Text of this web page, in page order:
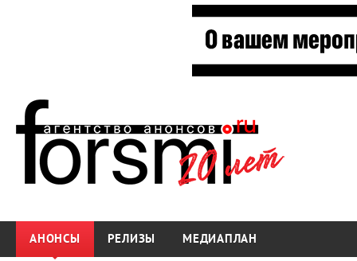
АНОНСЫ РЕЛИЗЫ МЕДИАПЛАН